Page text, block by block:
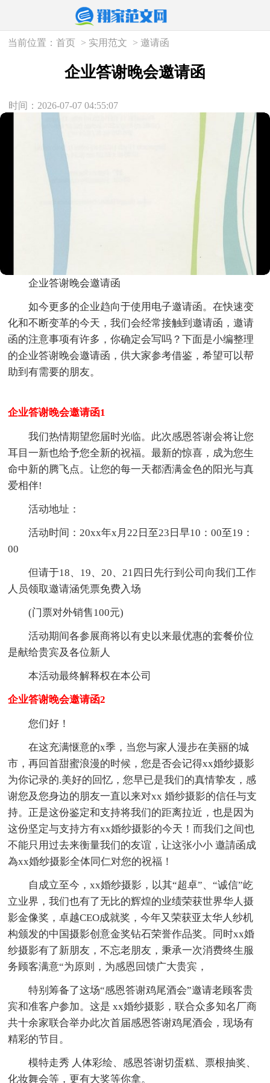
当前位置：首页 > 实用范文 >邀请函
企业答谢晚会邀请函
时间：2026-07-07 04:55:07
企业答谢晚会邀请函
如今更多的企业趋向于使用电子邀请函。在快速变
化和不断变革的今天，我们会经常接触到邀请函，邀请
函的注意事项有许多，你确定会写吗？下面是小编整理
的企业答谢晚会邀请函，供大家参考借鉴，希望可以帮
助到有需要的朋友。
企业答谢晚会邀请函1
我们热情期望您届时光临。此次感恩答谢会将让您
耳目一新也给予您全新的祝福。最新的惊喜，成为您生
命中新的腾飞点。让您的每一天都洒满金色的阳光与真
爱相伴!
活动地址：
活动时间：20xx年x月22日至23日早10：00至19：
00
但请于18、19、20、21四日先行到公司向我们工作
人员领取邀请涵凭票免费入场
(门票对外销售100元)
活动期间各参展商将以有史以来最优惠的套餐价位
是献给贵宾及各位新人
本活动最终解释权在本公司
企业答谢晚会邀请函2
您们好！
在这充满惬意的x季，当您与家人漫步在美丽的城
市，再回首甜蜜浪漫的时候，您是否会记得xx婚纱摄影
为你记录的.美好的回忆，您早已是我们的真情挚友，感
谢您及您身边的朋友一直以来对xx 婚纱摄影的信任与支
持。正是这份鉴定和支持将我们的距离拉近，也是因为
这份坚定与支持方有xx婚纱摄影的今天！而我们之间也
不能只用过去来衡量我们的友谊，让这张小小 邀請函成
為xx婚纱摄影全体同仁对您的祝福！
自成立至今，xx婚纱摄影，以其“超卓”、“诚信”屹
立业界，我们也有了无比的辉煌的业绩荣获世界华人摄
影金像奖，卓越CEO成就奖，今年又荣获亚太华人纱机
构颁发的中国摄影创意金奖钻石荣誉作品奖。同时xx婚
纱摄影有了新朋友，不忘老朋友，秉承一次消费终生服
务顾客满意“为原则，为感恩回馈广大贵宾，
特别筹备了这场“感恩答谢鸡尾酒会”邀请老顾客贵
宾和准客户参加。这是 xx婚纱摄影，联合众多知名厂商
共十余家联合举办此次首届感恩答谢鸡尾酒会，现场有
精彩的节目。
模特走秀 人体彩绘、感恩答谢切蛋糕、票根抽奖、
化妆舞会等，更有大奖等你拿。